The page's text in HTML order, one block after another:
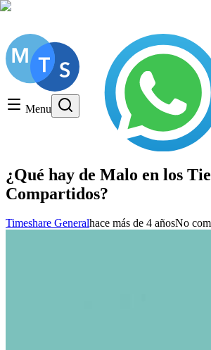
Menu
Timeshare General
Timeshare Cancellation
Timeshare Rentals and Resales
Timeshare Scams and Fraud
¿Qué hay de Malo en los
Compartidos?
Timeshare Generalhace más de 4 añosNo